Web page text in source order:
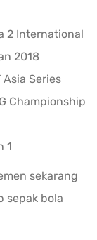
2 International
2018
Asia Series
Championship
1
sekarang
sepak bola